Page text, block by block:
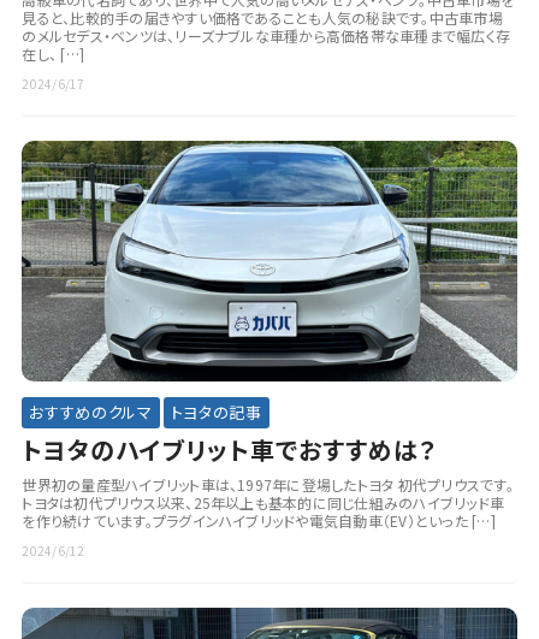
見ると、比較的手の届きやすい価格であることも人気の秘訣です。中古車市場
のメルセデス・ベンツは、リーズナブルな車種から高価格帯な車種まで幅広く存
在し、 […]
2024/6/17
おすすめのクルマ トヨタの記事
トヨタのハイブリット車でおすすめは？
世界初の量産型ハイブリット車は、1997年に登場したトヨタ 初代プリウスです。
トヨタは初代プリウス以来、25年以上も基本的に同じ仕組みのハイブリッド車
を作り続けています。プラグインハイブリッドや電気自動車（EV）といった […]
2024/6/12